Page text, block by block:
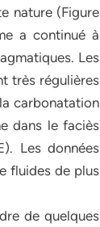
nature (Figure
a continué à
Les
très régulières
carbonatation
dans le faciès
Les données
fluides de plus
de quelques